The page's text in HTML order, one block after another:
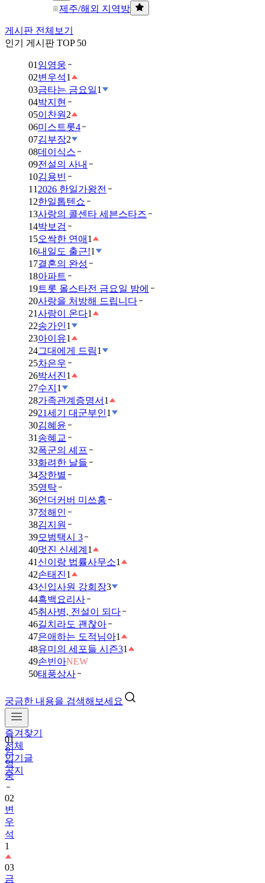
제주/해외 지역방
게시판 전체보기
인기 게시판 TOP 50
01 임영웅
02변우석1
03금타는 금요일1
04박지현
05이찬원 2
06미스트롯4
07김부장2
08데이식스
09전설의 사내
10김용빈
11 2026 한일가왕전
12한일톱텐쇼
13사랑의 콜센타 세븐스타즈
14박보검
15오싹한 연애 1
16내일도 출근!1
17결혼의 완성
18아파트
19트롯 올스타전 금요일 밤에
20사랑을 처방해 드립니다
21사랑이 온다1
22송가인1
23아이유1
24그대에게 드림1
25차은우
26박서진1
27수지 1
28가족관계증명서 1
2921세기 대군부인1
30김혜윤
31 송혜교
32폭군의 셰프
33화려한 날들
34장한별
35영탁
36언더커버 미쓰홍
37정해인
38김지원
39모범택시 3
40멋진 신세계 1
41 신이랑 법률사무소1
42손태진1
43신입사원 강회장3
44흑백요리사
45취사병, 전설이 되다
46길치라도 괜찮아
47은애하는 도적님아1
48유미의 세포들 시즌31
49손빈아NEW
50태풍상사
궁금한 내용을 검색해보세요
즐겨찾기
전체
인기글
공지
01
임
영
웅
02
변
우
석
1
03
금